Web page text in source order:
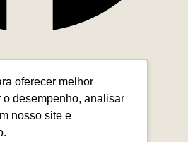
oferecer melhor
desempenho, analisar
nosso site e
Faria Lima